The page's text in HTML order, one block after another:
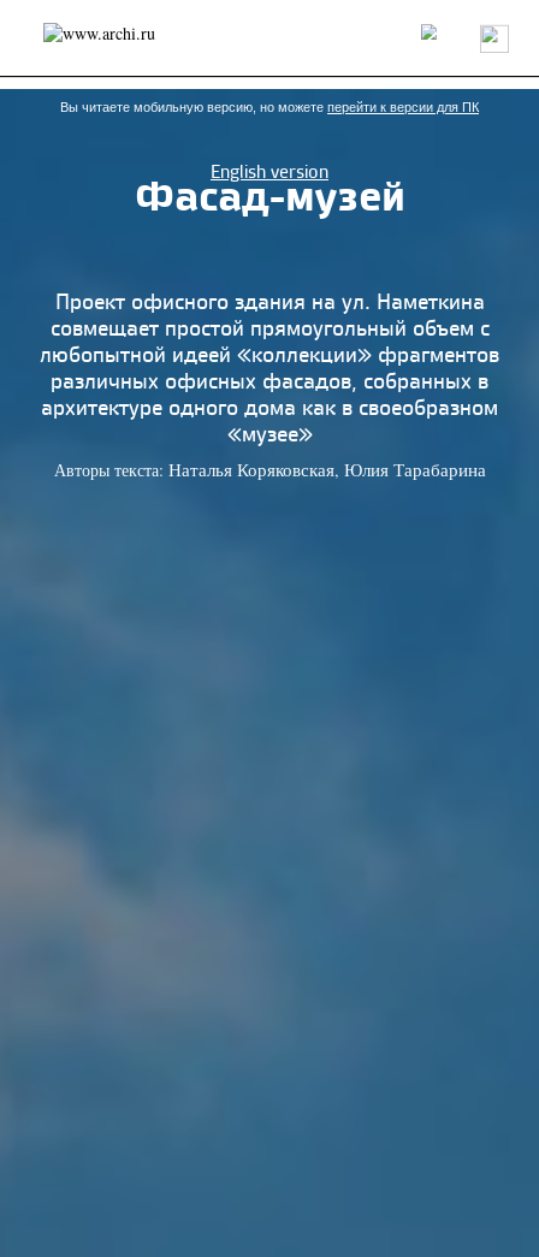
Россия Мир Технологии Интерьер Пресса
Архитекторы
Проекты
Конкурсы События Книги Вакансии
Анонсы конкурсов
Блог
Исследование
Дизайн
Иностранцы в России
Интерьер
Книги
Наследие Образование
Урбанистика
Эко
Вы читаете мобильную версию, но можете перейти к версии для ПК
English version
Фасад-музей
Проект офисного здания на ул. Наметкина
совмещает простой прямоугольный объем с
любопытной идеей «коллекции» фрагментов
различных офисных фасадов, собранных в
архитектуре одного дома как в своеобразном
«музее»
Авторы текста: Наталья Коряковская, Юлия Тарабарина